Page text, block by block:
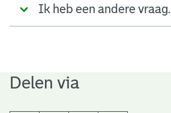
Ik heb een andere vraag.
Delen via